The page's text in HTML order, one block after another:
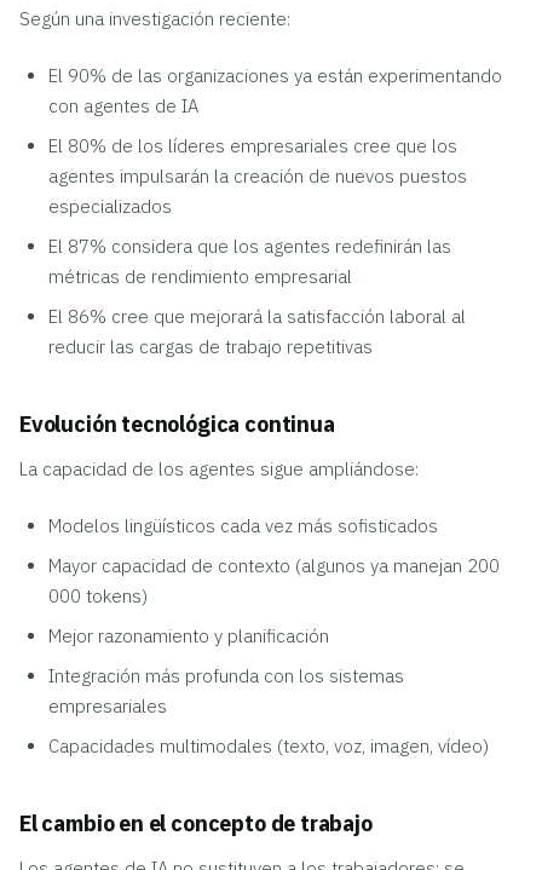
Según una investigación reciente:
El 90% de las organizaciones ya están experimentando
con agentes de IA
El 80% de los líderes empresariales cree que los
agentes impulsarán la creación de nuevos puestos
especializados
El 87% considera que los agentes redefinirán las
métricas de rendimiento empresarial
El 86% cree que mejorará la satisfacción laboral al
reducir las cargas de trabajo repetitivas
Evolución tecnológica continua
La capacidad de los agentes sigue ampliándose:
Modelos lingüísticos cada vez más sofisticados
Mayor capacidad de contexto (algunos ya manejan 200
000 tokens)
Mejor razonamiento y planificación
Integración más profunda con los sistemas
empresariales
Capacidades multimodales (texto, voz, imagen, vídeo)
El cambio en el concepto de trabajo